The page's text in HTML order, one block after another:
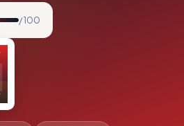
/ 100